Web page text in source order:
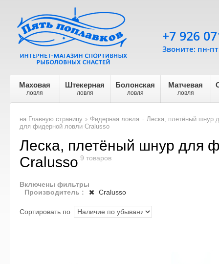
Маховая
ловля
Штекерная
ловля
Болонская
ловля
Матчевая
ловля
+7 926
Звоните: пн-
на Главную страницу
>
Фидерная ловля
Леска, плетёный шнур
для фидерной ловли Cralusso
Леска, плетёный шнур для
Cralusso 9 товаров
Включены фильтры
Производитель :
Cralusso
Сортировать по